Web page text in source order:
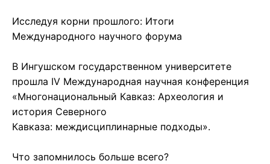
Исследуя корни прошлого: Итоги
Международного научного форума
В Ингушском государственном университете
прошла IV Международная научная конференция
«Многонациональный Кавказ: Археология и
история Северного
Кавказа: междисциплинарные подходы».
Что запомнилось больше всего?